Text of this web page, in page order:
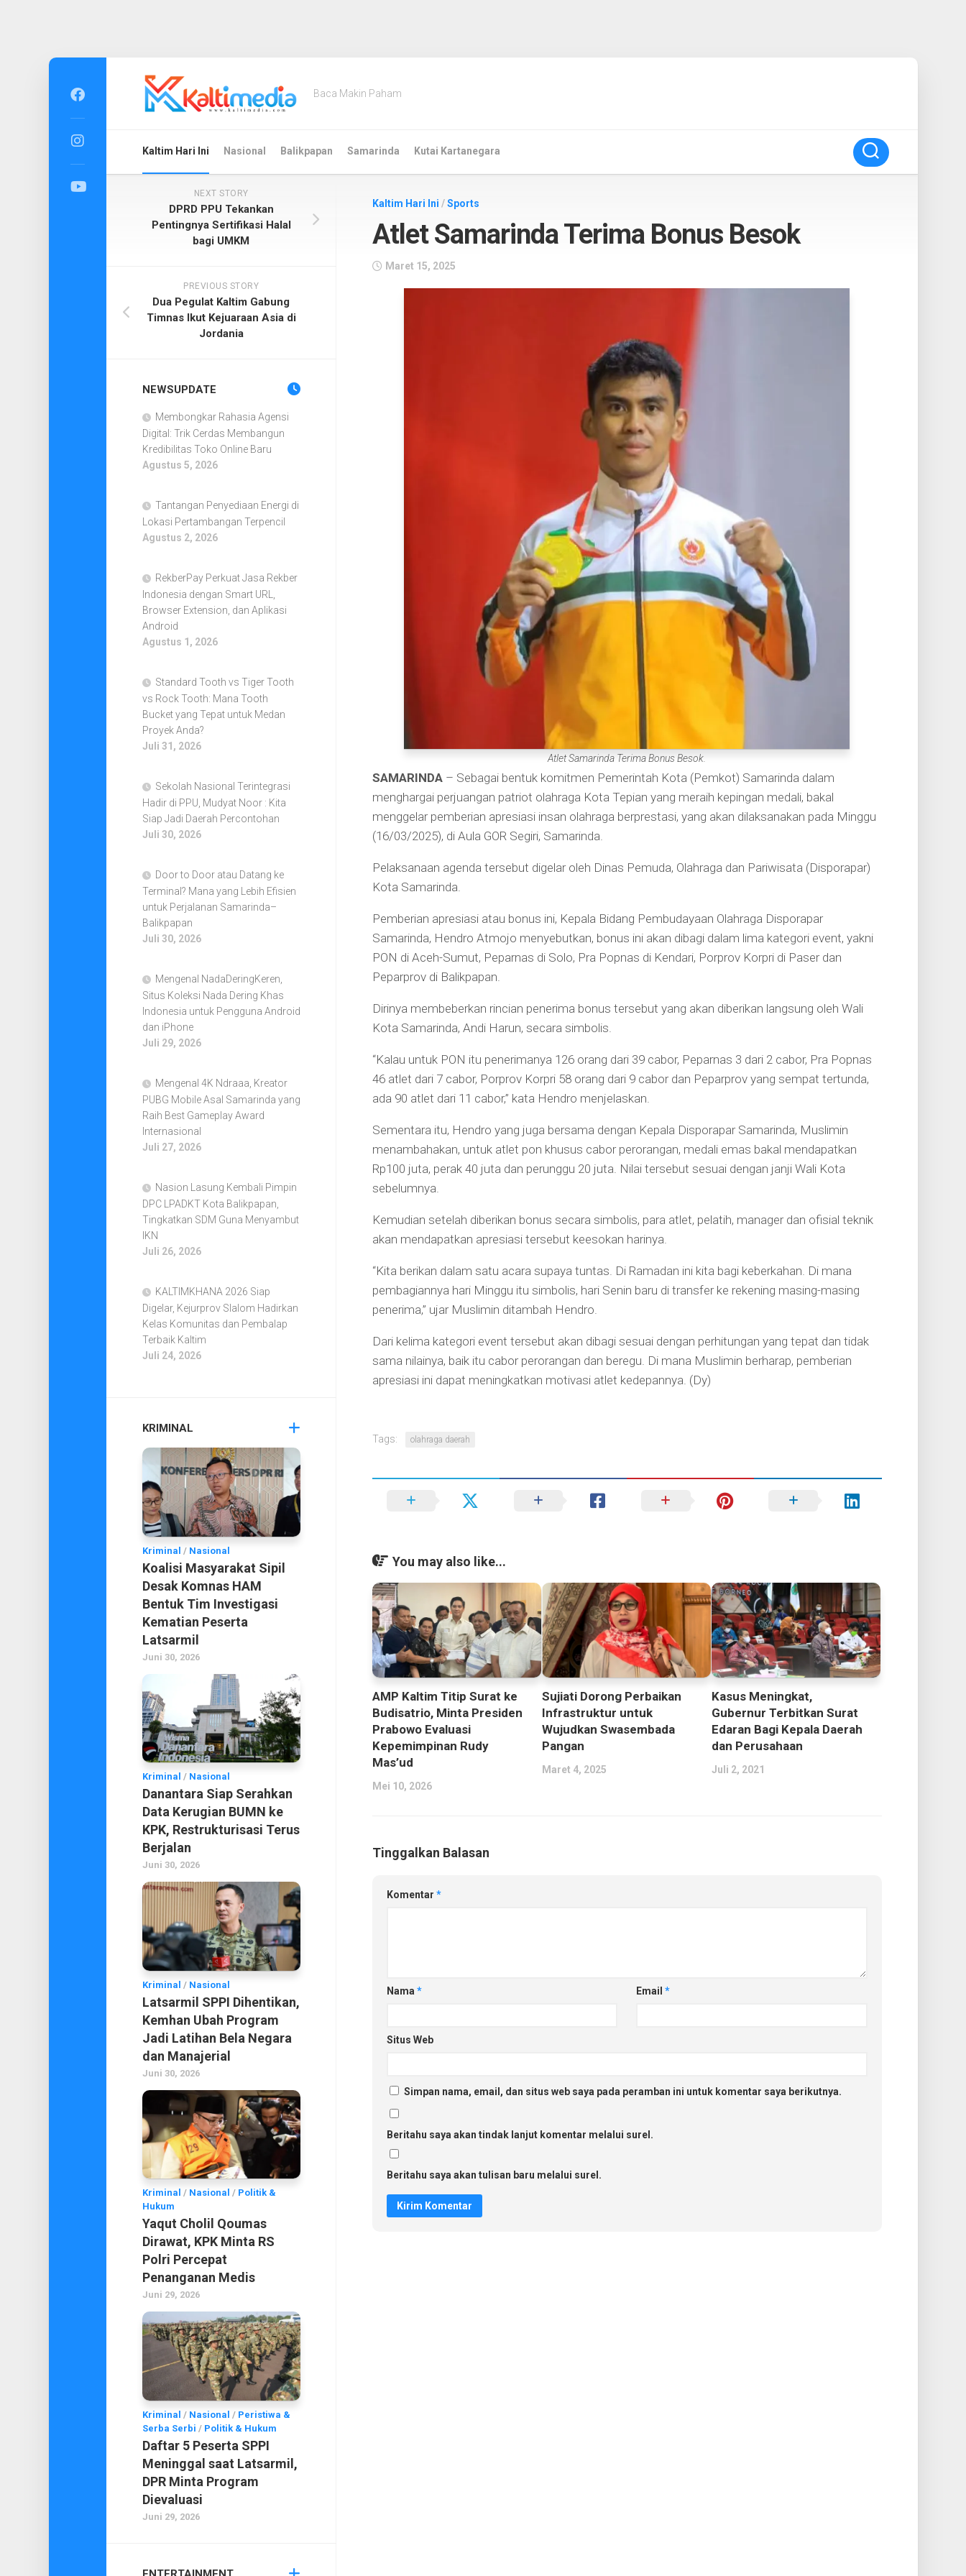
Baca Makin Paham
Kaltim Hari Ini Nasional Balikpapan Samarinda Kutai Kartanegara
Kaltim Hari Ini /Sports
Atlet Samarinda Terima Bonus Besok
Maret 15, 2025
Atlet Samarinda Terima Bonus Besok.
SAMARINDA– Sebagai bentuk komitmen Pemerintah Kota (Pemkot) Samarinda dalam
menghargai perjuangan patriot olahraga Kota Tepian yang meraih kepingan medali, bakal
menggelar pemberian apresiasi insan olahraga berprestasi, yang akan dilaksanakan pada Minggu
(16/03/2025), di Aula GOR Segiri, Samarinda.
Pelaksanaan agenda tersebut digelar oleh Dinas Pemuda, Olahraga dan Pariwisata (Disporapar)
Kota Samarinda.
Pemberian apresiasi atau bonus ini, Kepala Bidang Pembudayaan Olahraga Disporapar
Samarinda, Hendro Atmojo menyebutkan, bonus ini akan dibagi dalam lima kategori event, yakni
PON di Aceh-Sumut, Peparnas di Solo, Pra Popnas di Kendari, Porprov Korpri di Paser dan
Peparprov di Balikpapan.
Dirinya membeberkan rincian penerima bonus tersebut yang akan diberikan langsung oleh Wali
Kota Samarinda, Andi Harun, secara simbolis.
“Kalau untuk PON itu penerimanya 126 orang dari 39 cabor, Peparnas 3 dari 2 cabor, Pra Popnas
46 atlet dari 7 cabor, Porprov Korpri 58 orang dari 9 cabor dan Peparprov yang sempat tertunda,
ada 90 atlet dari 11 cabor,” kata Hendro menjelaskan.
Sementara itu, Hendro yang juga bersama dengan Kepala Disporapar Samarinda, Muslimin
menambahakan, untuk atlet pon khusus cabor perorangan, medali emas bakal mendapatkan
Rp100 juta, perak 40 juta dan perunggu 20 juta. Nilai tersebut sesuai dengan janji Wali Kota
sebelumnya.
Kemudian setelah diberikan bonus secara simbolis, para atlet, pelatih, manager dan ofisial teknik
akan mendapatkan apresiasi tersebut keesokan harinya.
“Kita berikan dalam satu acara supaya tuntas. Di Ramadan ini kita bagi keberkahan. Di mana
pembagiannya hari Minggu itu simbolis, hari Senin baru di transfer ke rekening masing-masing
penerima,” ujar Muslimin ditambah Hendro.
Dari kelima kategori event tersebut akan dibagi sesuai dengan perhitungan yang tepat dan tidak
sama nilainya, baik itu cabor perorangan dan beregu. Di mana Muslimin berharap, pemberian
apresiasi ini dapat meningkatkan motivasi atlet kedepannya. (Dy)
Tags: olahraga daerah
You may also like...
AMP Kaltim Titip Surat ke
Budisatrio, Minta Presiden
Prabowo Evaluasi
Kepemimpinan Rudy
Mas’ud
Mei 10, 2026
Sujiati Dorong Perbaikan
Infrastruktur untuk
Wujudkan Swasembada
Pangan
Maret 4, 2025
Kasus Meningkat,
Gubernur Terbitkan Surat
Edaran Bagi Kepala Daerah
dan Perusahaan
Juli 2, 2021
Tinggalkan Balasan
Komentar *
Nama * Email*
Situs Web
Simpan nama, email, dan situs web saya pada peramban ini untuk komentar saya berikutnya.
Beritahu saya akan tindak lanjut komentar melalui surel.
Beritahu saya akan tulisan baru melalui surel.
NEXT STORY
DPRD PPU Tekankan
Pentingnya Sertifikasi Halal
bagi UMKM
PREVIOUS STORY
Dua Pegulat Kaltim Gabung
Timnas Ikut Kejuaraan Asia di
Jordania
NEWSUPDATE
Membongkar Rahasia Agensi
Digital: Trik Cerdas Membangun
Kredibilitas Toko Online Baru
Agustus 5, 2026
Tantangan Penyediaan Energi di
Lokasi Pertambangan Terpencil
Agustus 2, 2026
RekberPay Perkuat Jasa Rekber
Indonesia dengan Smart URL,
Browser Extension, dan Aplikasi
Android
Agustus 1, 2026
Standard Tooth vs Tiger Tooth
vs Rock Tooth: Mana Tooth
Bucket yang Tepat untuk Medan
Proyek Anda?
Juli 31, 2026
Sekolah Nasional Terintegrasi
Hadir di PPU, Mudyat Noor : Kita
Siap Jadi Daerah Percontohan
Juli 30, 2026
Door to Door atau Datang ke
Terminal? Mana yang Lebih Efisien
untuk Perjalanan Samarinda–
Balikpapan
Juli 30, 2026
Mengenal NadaDeringKeren,
Situs Koleksi Nada Dering Khas
Indonesia untuk Pengguna Android
dan iPhone
Juli 29, 2026
Mengenal 4K Ndraaa, Kreator
PUBG Mobile Asal Samarinda yang
Raih Best Gameplay Award
Internasional
Juli 27, 2026
Nasion Lasung Kembali Pimpin
DPC LPADKT Kota Balikpapan,
Tingkatkan SDM Guna Menyambut
IKN
Juli 26, 2026
KALTIMKHANA 2026 Siap
Digelar, Kejurprov Slalom Hadirkan
Kelas Komunitas dan Pembalap
Terbaik Kaltim
Juli 24, 2026
KRIMINAL
Kriminal / Nasional
Koalisi Masyarakat Sipil
Desak Komnas HAM
Bentuk Tim Investigasi
Kematian Peserta
Latsarmil
Juni 30, 2026
Kriminal / Nasional
Danantara Siap Serahkan
Data Kerugian BUMN ke
KPK, Restrukturisasi Terus
Berjalan
Juni 30, 2026
Kriminal / Nasional
Latsarmil SPPI Dihentikan,
Kemhan Ubah Program
Jadi Latihan Bela Negara
dan Manajerial
Juni 30, 2026
Kriminal / Nasional / Politik &
Hukum
Yaqut Cholil Qoumas
Dirawat, KPK Minta RS
Polri Percepat
Penanganan Medis
Juni 29, 2026
Kriminal / Nasional / Peristiwa &
Serba Serbi / Politik & Hukum
Daftar 5 Peserta SPPI
Meninggal saat Latsarmil,
DPR Minta Program
Dievaluasi
Juni 29, 2026